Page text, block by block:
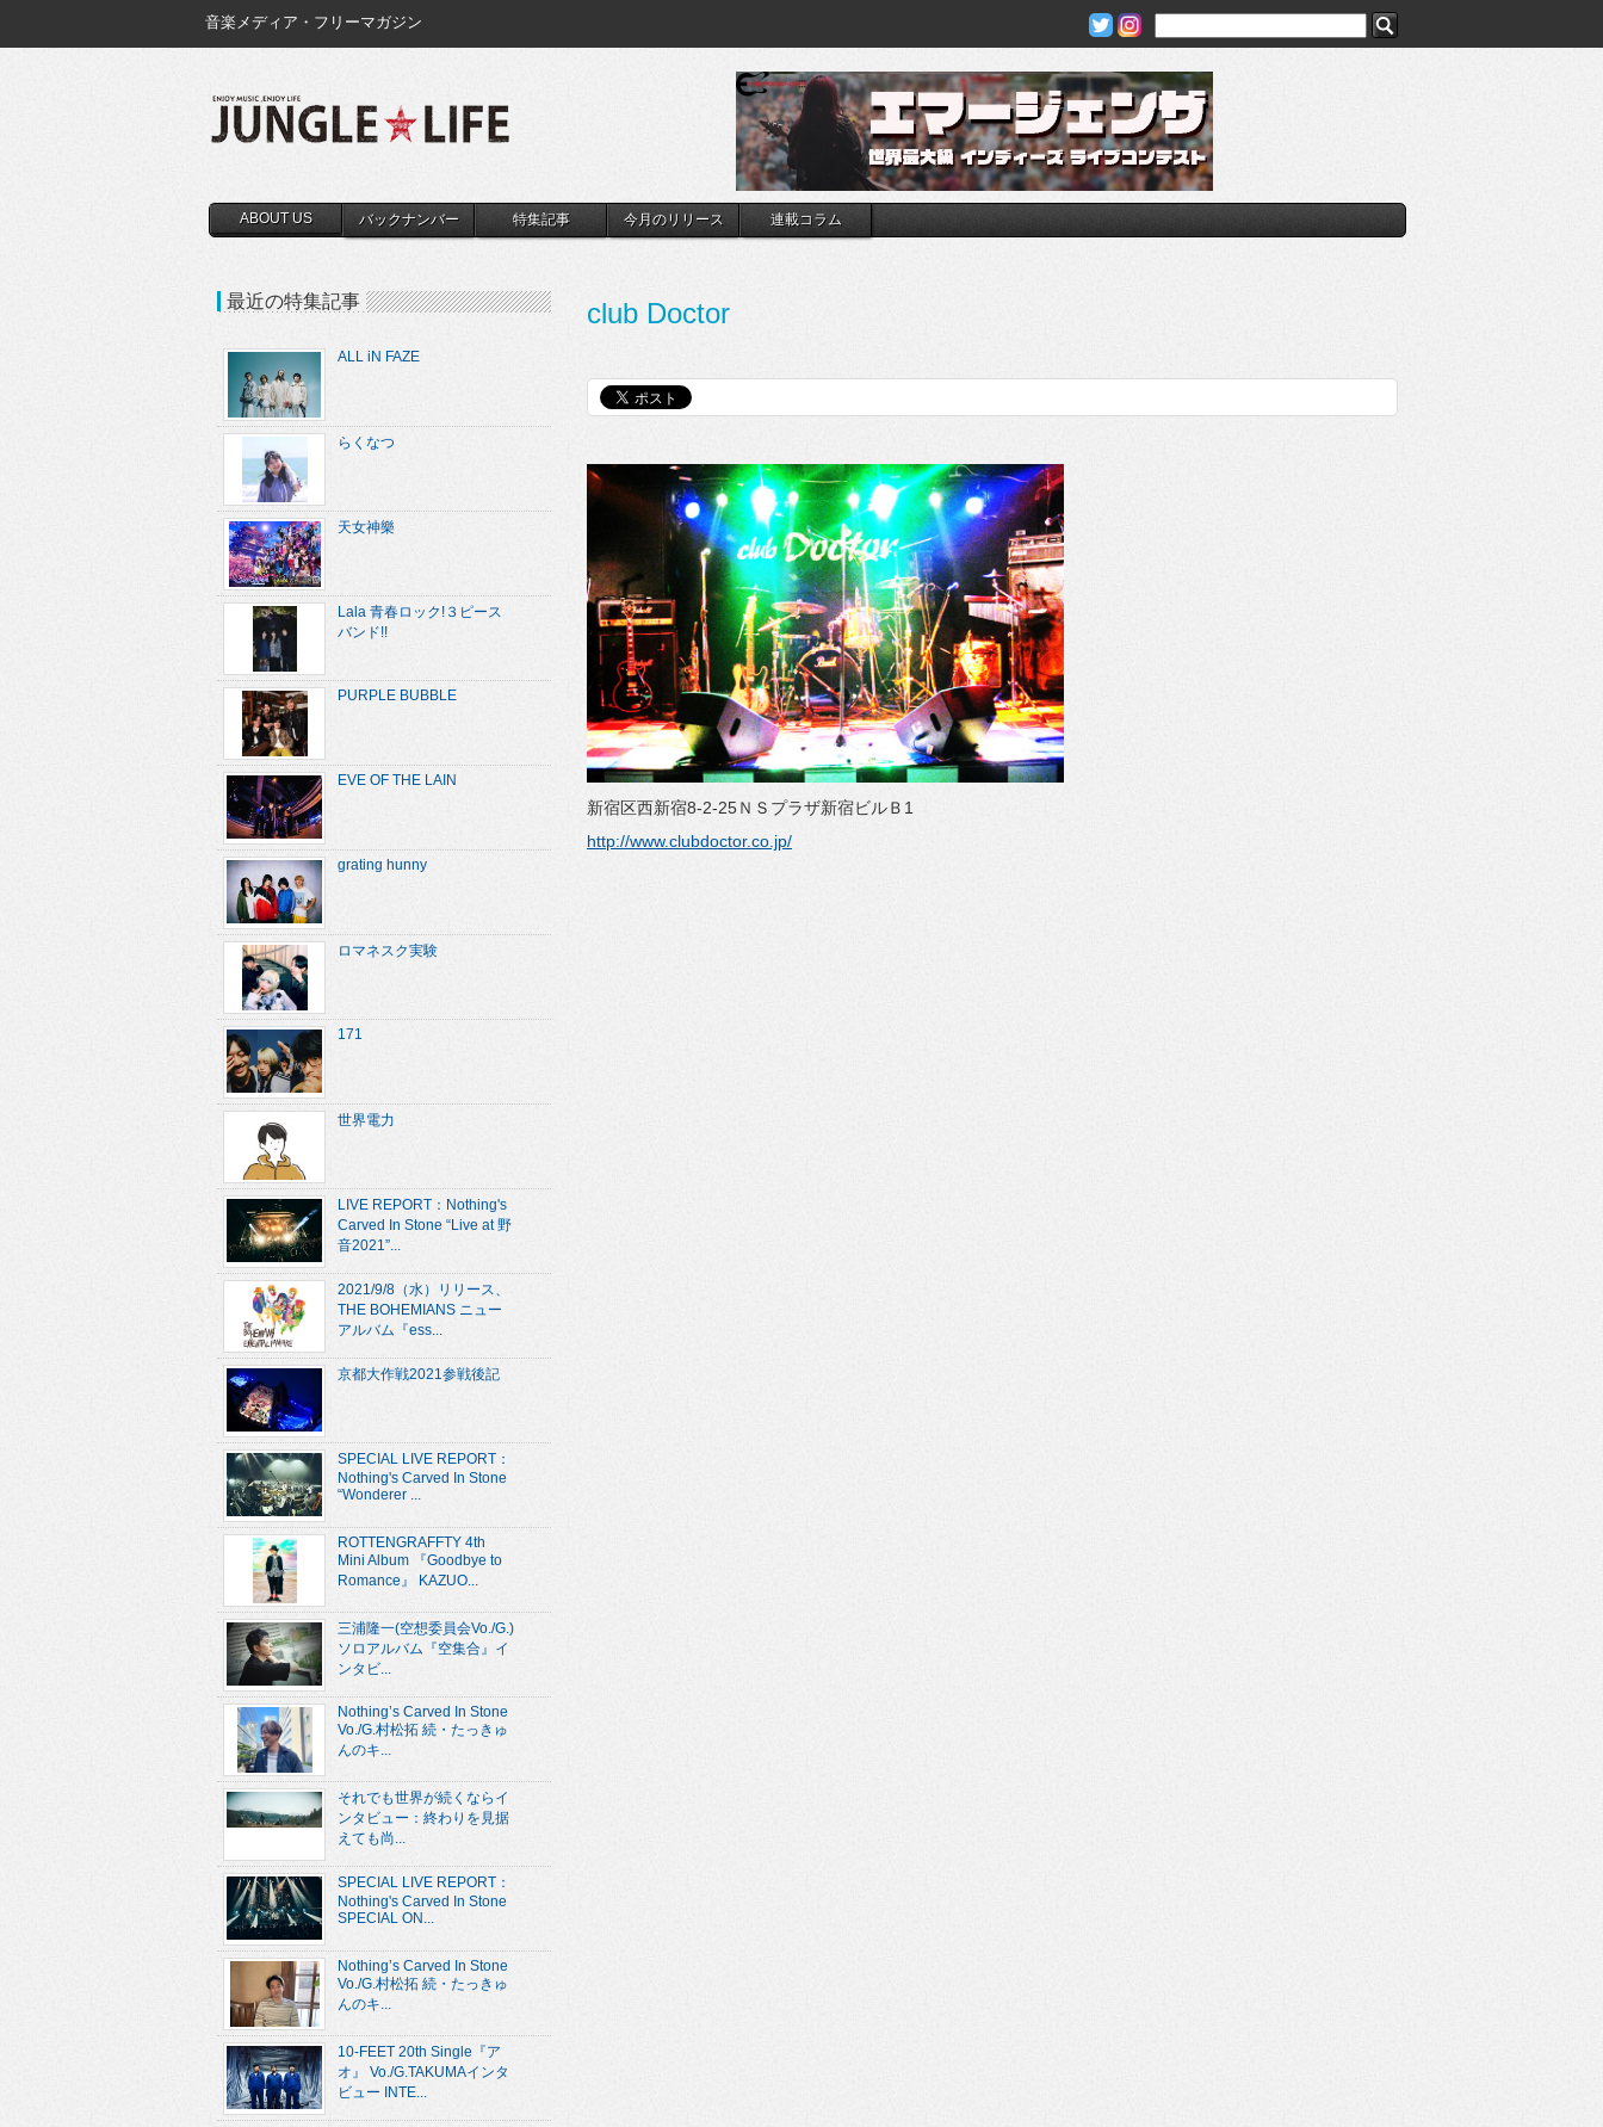
音楽メディア・フリーマガジン
ABOUT US バックナンバー 特集記事 今月のリリース 連載コラム
club Doctor
新宿区西新宿8-2-25ＮＳプラザ新宿ビルＢ1
http://www.clubdoctor.co.jp/
最近の特集記事
ALL iN FAZE
らくなつ
天女神樂
Lala 青春ロック!３ピース
バンド!!
PURPLE BUBBLE
EVE OF THE LAIN
grating hunny
ロマネスク実験
171
世界電力
LIVE REPORT：Nothing's
Carved In Stone “Live at 野
音2021”...
2021/9/8（水）リリース、
THE BOHEMIANS ニュー
アルバム『ess...
京都大作戦2021参戦後記
SPECIAL LIVE REPORT：
Nothing's Carved In Stone
“Wonderer ...
ROTTENGRAFFTY 4th
Mini Album 『Goodbye to
Romance』 KAZUO...
三浦隆一(空想委員会Vo./G.)
ソロアルバム『空集合』イ
ンタビ...
Nothing’s Carved In Stone
Vo./G.村松拓 続・たっきゅ
んのキ...
それでも世界が続くならイ
ンタビュー：終わりを見据
えても尚...
SPECIAL LIVE REPORT：
Nothing's Carved In Stone
SPECIAL ON...
Nothing’s Carved In Stone
Vo./G.村松拓 続・たっきゅ
んのキ...
10-FEET 20th Single『ア
オ』 Vo./G.TAKUMAインタ
ビュー INTE...